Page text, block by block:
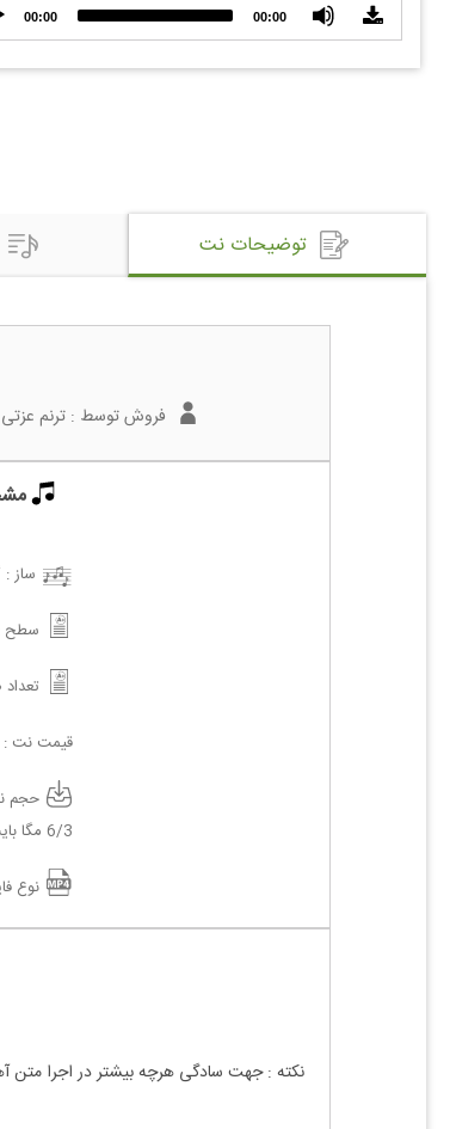
Audio
Player
00:00 00:00
توضیحات نت
فروش توسط :ترنم عزتی
ساز :
سطح
قیمت نت :
حجم
6/3 مگا بایت
نوع
نکته : جهت سادگی هرچه بیشتر در اجرا